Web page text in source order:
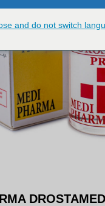
and do not switch